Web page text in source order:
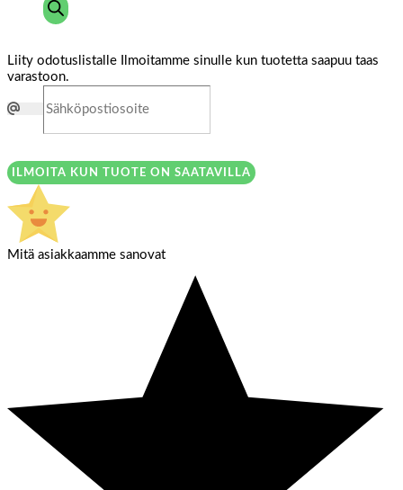
Liity odotuslistalle
Ilmoitamme sinulle kun tuotetta saapuu taas
varastoon.
ILMOITA KUN TUOTE ON SAATAVILLA
Mitä asiakkaamme sanovat